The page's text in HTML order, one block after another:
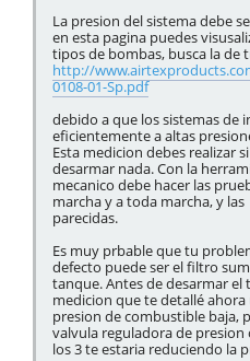
La presion del sistema debe
en esta pagina puedes
tipos de bombas, busca la
http://
0108-01-Sp.pdf
debido a que los sistemas de
eficientemente a altas
Esta medicion debes realizar
desarmar nada. Con la
mecanico debe hacer las
marcha y a toda marcha, y
parecidas.
Es muy prbable que tu
defecto puede ser el filtro
tanque. Antes de desarmar el
medicion que te detallé ahora
presion de combustible baja,
valvula reguladora de
los 3 te estaria reduciendo la